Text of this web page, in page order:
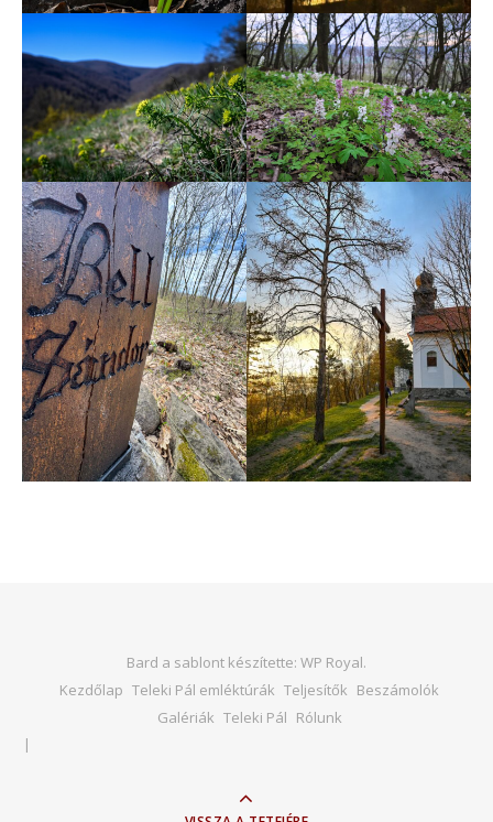
Bard a sablont készítette: WP Royal.
Kezdőlap Teleki Pál emléktúrák Teljesítők Beszámolók
Galériák Teleki Pál Rólunk